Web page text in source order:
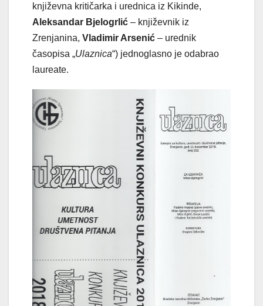
književna kritičarka i urednica iz Kikinde,
Aleksandar Bjelogrlić – književnik iz
Zrenjanina, Vladimir Arsenić – urednik
časopisa „Ulaznica“) jednoglasno je odabrao
laureate.